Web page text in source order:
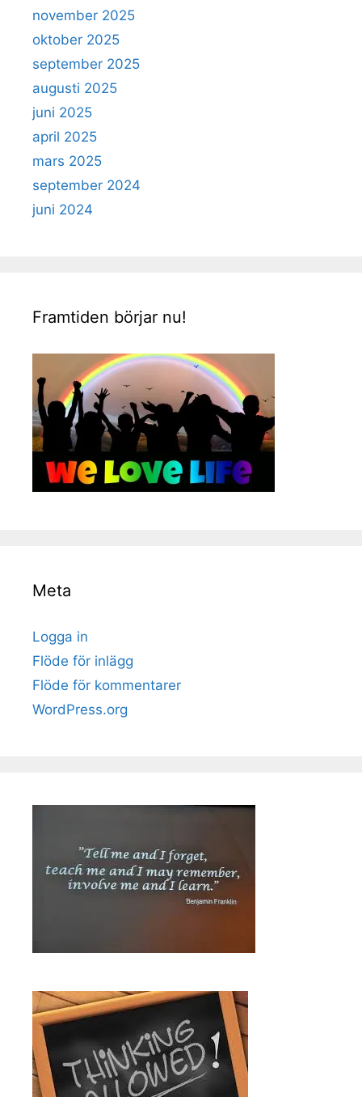
november 2025
oktober 2025
september 2025
augusti 2025
juni 2025
april 2025
mars 2025
september 2024
juni 2024
Framtiden börjar nu!
Meta
Logga in
Flöde för inlägg
Flöde för kommentarer
WordPress.org